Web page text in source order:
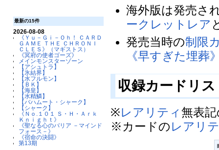
最新の15件
2026-08-08
《Ｙｕ－Ｇｉ－Ｏｈ！ ＣＡＲＤ
ＧＡＭＥ ＴＨＥ ＣＨＲＯＮＩ
ＣＬＥＳ》（マギストス）
《冥府の使者ゴーズ》
メインモンスターゾーン
【アシュトラ】
【氷結界】
【水フルモン】
【ＢＫ】
【海皇】
【水精鱗】
【バハムート・シャーク】
【シャーク】
《Ｎｏ.１０１ Ｓ・Ｈ・Ａｒｋ
Ｋｎｉｇｈｔ》
《聖なる心のバリア －マインド
フォース－》
《宿命の決闘》
第13期
海外版は発売さ
ークレットレア
発売当時の制限
《早すぎた埋葬
収録カードリ
※レアリティ無表
※カードのレアリ